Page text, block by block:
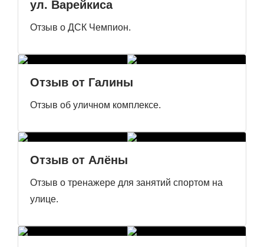
ул. Варейкиса
Отзыв о ДСК Чемпион.
Отзыв от Галины
Отзыв об уличном комплексе.
Отзыв от Алёны
Отзыв о тренажере для занятий спортом на
улице.